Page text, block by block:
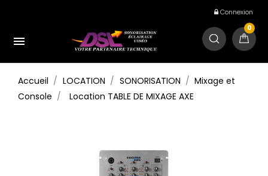
Connexion

0
Accueil LOCATION SONORISATION
Mixage et
Console
Location TABLE DE MIXAGE AXE